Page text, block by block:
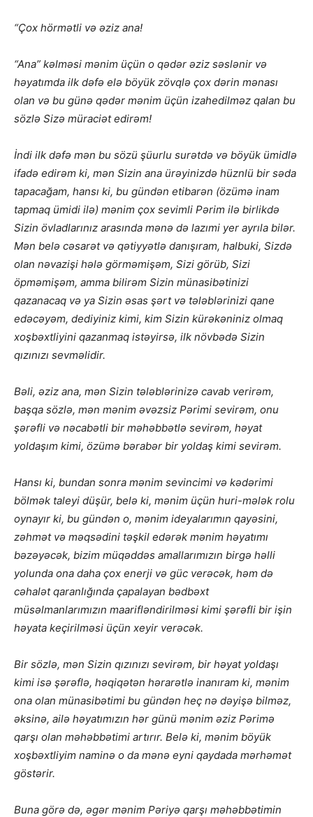
“Çox hörmətli və əziz ana!
“Ana” kəlməsi mənim üçün o qədər əziz səslənir və
həyatımda ilk dəfə elə böyük zövqlə çox dərin mənası
olan və bu günə qədər mənim üçün izahedilməz qalan bu
sözlə Sizə müraciət edirəm!
İndi ilk dəfə mən bu sözü şüurlu surətdə və böyük ümidlə
ifadə edirəm ki, mən Sizin ana ürəyinizdə hüznlü bir səda
tapacağam, hansı ki, bu gündən etibarən (özümə inam
tapmaq ümidi ilə) mənim çox sevimli Pərim ilə birlikdə
Sizin övladlarınız arasında mənə də lazımi yer ayrıla bilər.
Mən belə cəsarət və qətiyyətlə danışıram, halbuki, Sizdə
olan nəvazişi hələ görməmişəm, Sizi görüb, Sizi
öpməmişəm, amma bilirəm Sizin münasibətinizi
qazanacaq və ya Sizin əsas şərt və tələblərinizi qane
edəcəyəm, dediyiniz kimi, kim Sizin kürəkəniniz olmaq
xoşbəxtliyini qazanmaq istəyirsə, ilk növbədə Sizin
qızınızı sevməlidir.
Bəli, əziz ana, mən Sizin tələblərinizə cavab verirəm,
başqa sözlə, mən mənim əvəzsiz Pərimi sevirəm, onu
şərəfli və nəcabətli bir məhəbbətlə sevirəm, həyat
yoldaşım kimi, özümə bərabər bir yoldaş kimi sevirəm.
Hansı ki, bundan sonra mənim sevincimi və kədərimi
bölmək taleyi düşür, belə ki, mənim üçün huri-mələk rolu
oynayır ki, bu gündən o, mənim ideyalarımın qayəsini,
zəhmət və məqsədini təşkil edərək mənim həyatımı
bəzəyəcək, bizim müqəddəs amallarımızın birgə həlli
yolunda ona daha çox enerji və güc verəcək, həm də
cəhalət qaranlığında çapalayan bədbəxt
müsəlmanlarımızın maarifləndirilməsi kimi şərəfli bir işin
həyata keçirilməsi üçün xeyir verəcək.
Bir sözlə, mən Sizin qızınızı sevirəm, bir həyat yoldaşı
kimi isə şərəflə, həqiqətən hərarətlə inanıram ki, mənim
ona olan münasibətimi bu gündən heç nə dəyişə bilməz,
əksinə, ailə həyatımızın hər günü mənim əziz Pərimə
qarşı olan məhəbbətimi artırır. Belə ki, mənim böyük
xoşbəxtliyim naminə o da mənə eyni qaydada mərhəmət
göstərir.
Buna görə də, əgər mənim Pəriyə qarşı məhəbbətimin